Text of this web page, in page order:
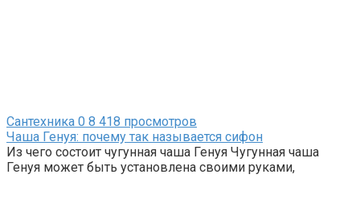
Сантехника 0 8 418 просмотров
Чаша Генуя: почему так называется сифон
Из чего состоит чугунная чаша Генуя Чугунная чаша
Генуя может быть установлена своими руками,